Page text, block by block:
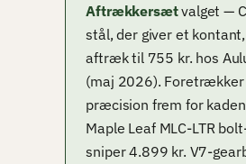
Aftrækkersætvalget —
stål, der giver et
aftræk til 755 kr. hos
(maj 2026). Foretrækker
præcision frem for
Maple Leaf MLC-LTR
sniper 4.899 kr. V7-